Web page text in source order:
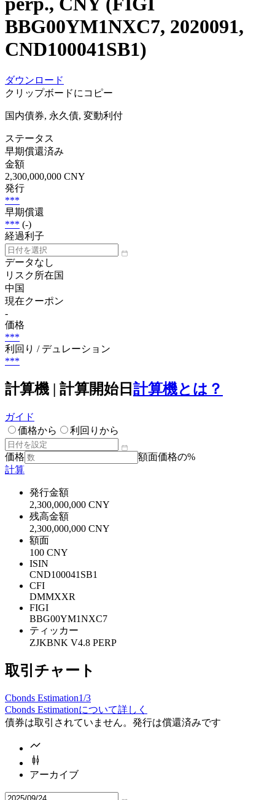
BBG00YM1NXC7, 2020091,
CND100041SB1)
ダウンロード
クリップボードにコピー
国内債券, 永久債, 変動利付
ステータス
早期償還済み
金額
2,300,000,000 CNY
発行
***
早期償還
*** (-)
経過利子
データなし
リスク所在国
中国
現在クーポン
-
価格
***
利回り / デュレーション
***
計算機 | 計算開始日 計算機とは？
ガイド
価格から
利回りから
価格
額面価格の%
計算
発行金額
2,300,000,000 CNY
残高金額
2,300,000,000 CNY
額面
100 CNY
ISIN
CND100041SB1
CFI
DMMXXR
FIGI
BBG00YM1NXC7
ティッカー
ZJKBNK V4.8 PERP
取引チャート
Cbonds Estimation1/3
Cbonds Estimationについて詳しく
債券は取引されていません。発行は償還済みです
アーカイブ